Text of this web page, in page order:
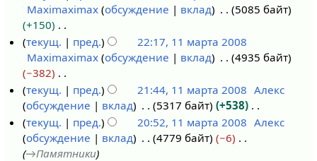
иа
в
к
и
п
р
а
в
к
и
0
н
и
я
п
р
а
в
к
и
2
8
с
2
0
о
п
и
с
а
н
и
я
п
р
р
я
0
е
т
о
п
и
с
а
н
и
я
п
л
2
Maximaximax обсуждение вклад
5085 байт
+150
Н
е
т
о
п
и
с
а
м
р
текущ. пред.
22:17, 11 марта 2008
Maximaximax обсуждение вклад
4935 байт
−382
Н
е
т
о
п
текущ. пред. 21:44, 11 марта 2008 Алекс
обсуждение
вклад 5317 байт
+538
Н
е
т
текущ. пред. 20:52, 11 марта 2008 Алекс
обсуждение
вклад 4779 байт
−6
→Памятники